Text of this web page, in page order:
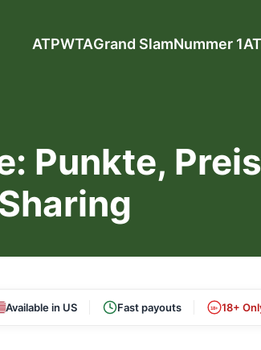
ATPWTAGrand SlamNummer 1
Punkte,
Available in US Fast payouts 18+ 18+